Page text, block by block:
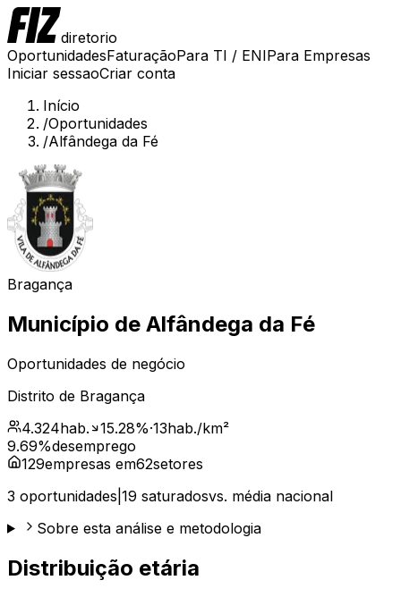
diretorio
OportunidadesFaturaçãoPara TI / ENIPara Empresas
Iniciar sessaoCriar conta
Início
/Oportunidades
/Alfândega da Fé
Bragança
Município de Alfândega da Fé
Oportunidades de negócio
Distrito de Bragança
4.324hab. 15.28%·13hab./km²
9.69%desemprego
129empresas em62setores
3 oportunidades 19 saturadosvs. média nacional
Sobre esta análise e metodologia
Distribuição etária